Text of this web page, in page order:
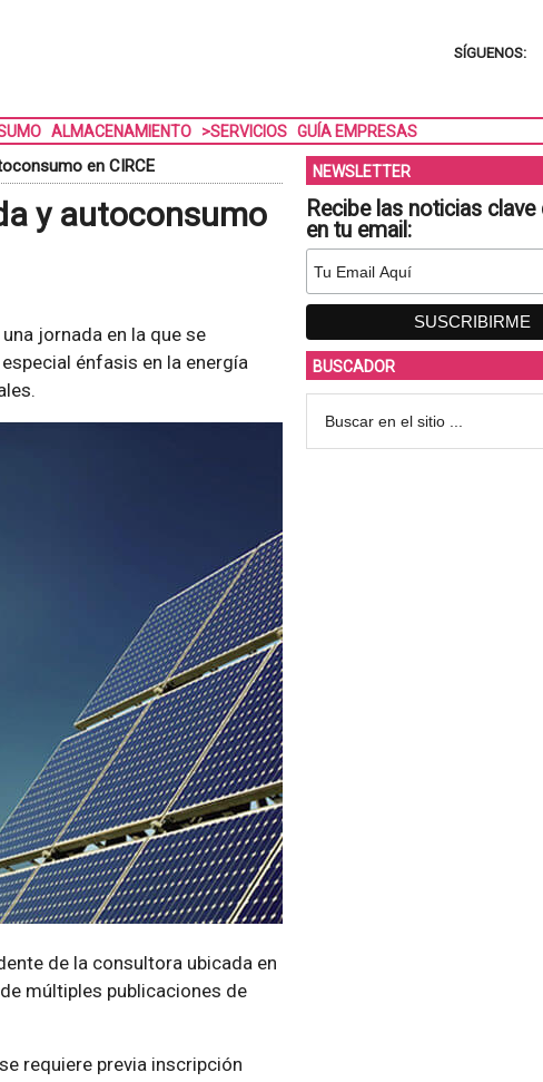
SÍGUENOS:
ALMACENAMIENTO >SERVICIOS GUÍA EMPRESAS
en CIRCE
y autoconsumo
jornada en la que se
énfasis en la energía
de la consultora ubicada en
múltiples publicaciones de
requiere previa inscripción
NEWSLETTER
Recibe las noticias
en tu email:
BUSCADOR